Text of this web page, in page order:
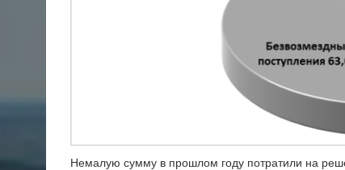
Немалую сумму в прошлом году потратили на